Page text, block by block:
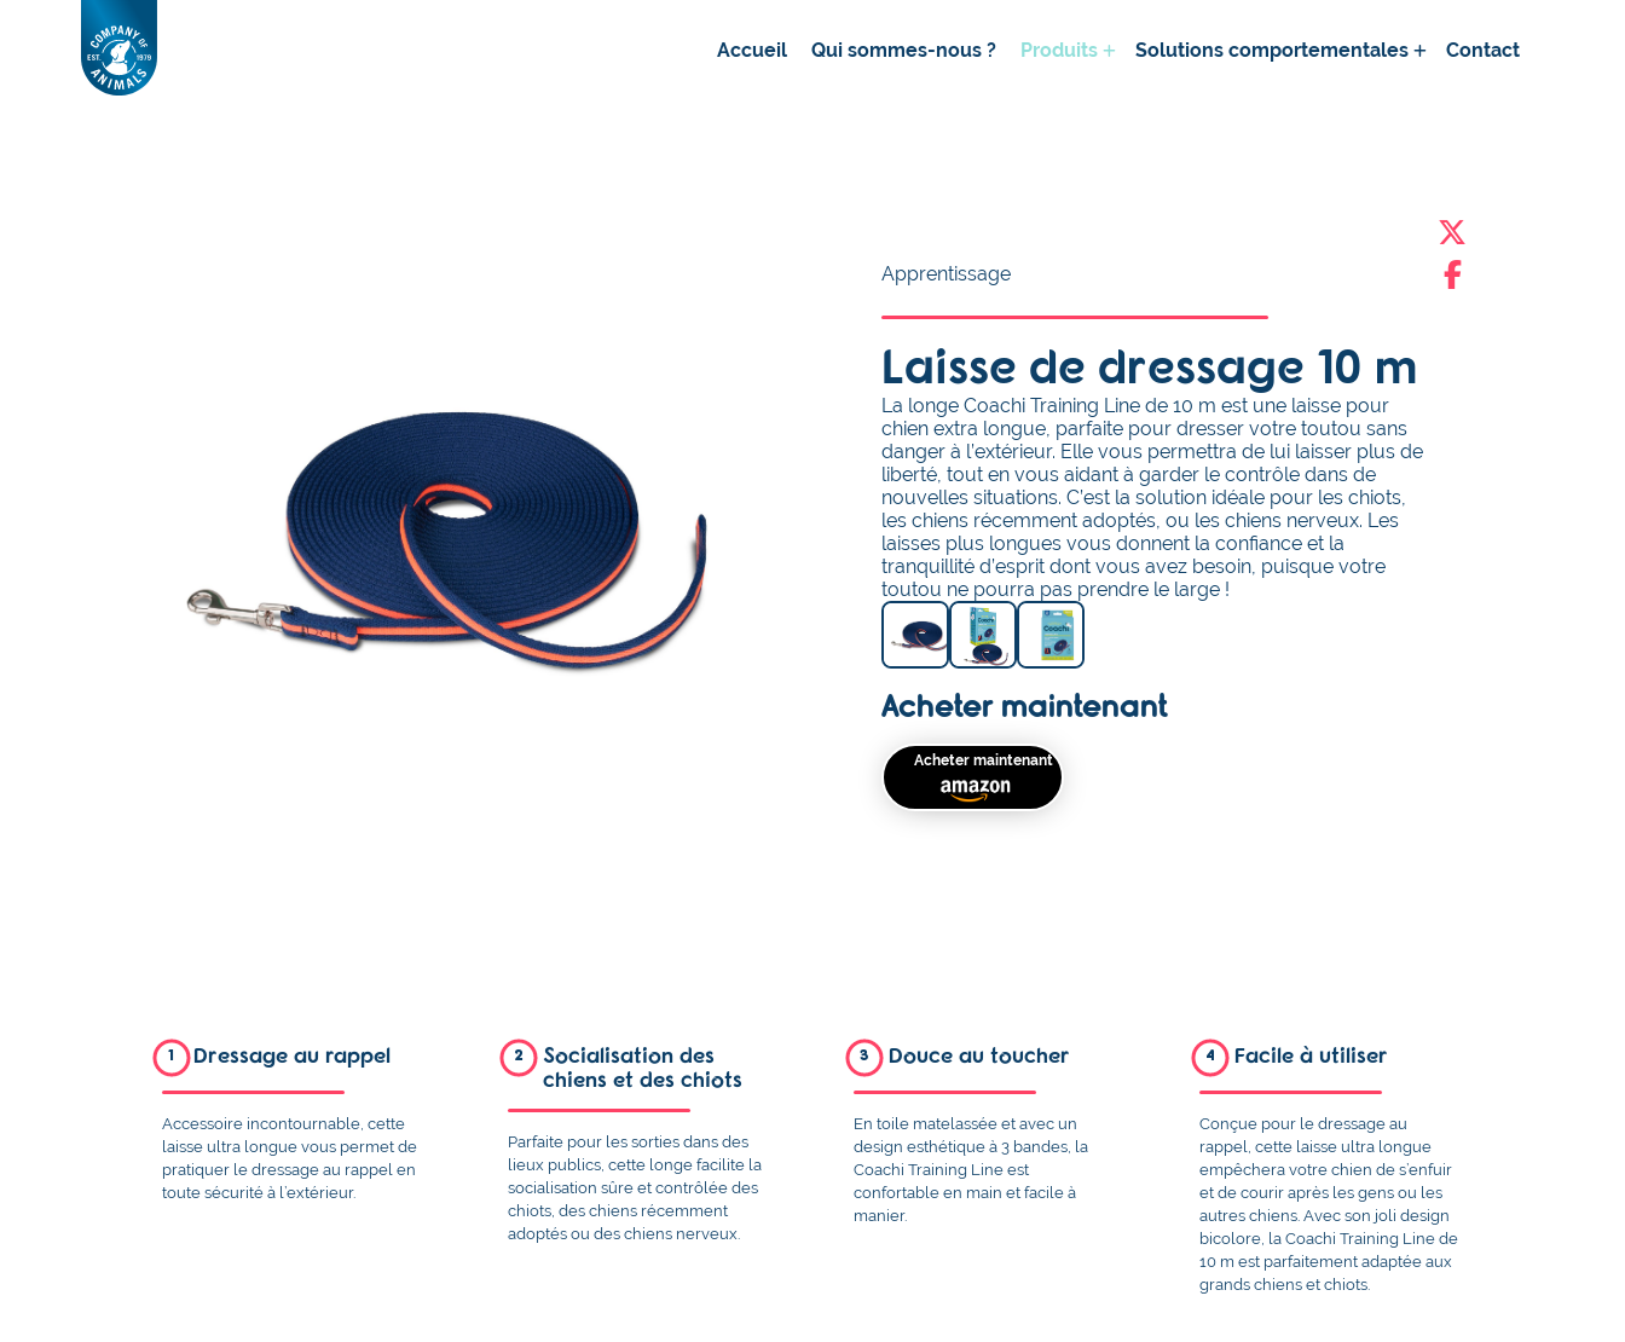
Accueil Qui sommes-nous ? Produits Solutions comportementales Contact
Apprentissage
Laisse de dressage 10 m
La longe Coachi Training Line de 10 m est une laisse pour
chien extra longue, parfaite pour dresser votre toutou sans
danger à l’extérieur. Elle vous permettra de lui laisser plus de
liberté, tout en vous aidant à garder le contrôle dans de
nouvelles situations. C’est la solution idéale pour les chiots,
les chiens récemment adoptés, ou les chiens nerveux. Les
laisses plus longues vous donnent la confiance et la
tranquillité d’esprit dont vous avez besoin, puisque votre
toutou ne pourra pas prendre le large !
Acheter maintenant
Acheter maintenant
1 Dressage au rappel
Accessoire incontournable, cette
laisse ultra longue vous permet de
pratiquer le dressage au rappel en
toute sécurité à l’extérieur.
2
Socialisation des
chiens et des chiots
Parfaite pour les sorties dans des
lieux publics, cette longe facilite la
socialisation sûre et contrôlée des
chiots, des chiens récemment
adoptés ou des chiens nerveux.
3 Douce au toucher
En toile matelassée et avec un
design esthétique à 3 bandes, la
Coachi Training Line est
confortable en main et facile à
manier.
4 Facile à utiliser
Conçue pour le dressage au
rappel, cette laisse ultra longue
empêchera votre chien de s’enfuir
et de courir après les gens ou les
autres chiens. Avec son joli design
bicolore, la Coachi Training Line de
10 m est parfaitement adaptée aux
grands chiens et chiots.